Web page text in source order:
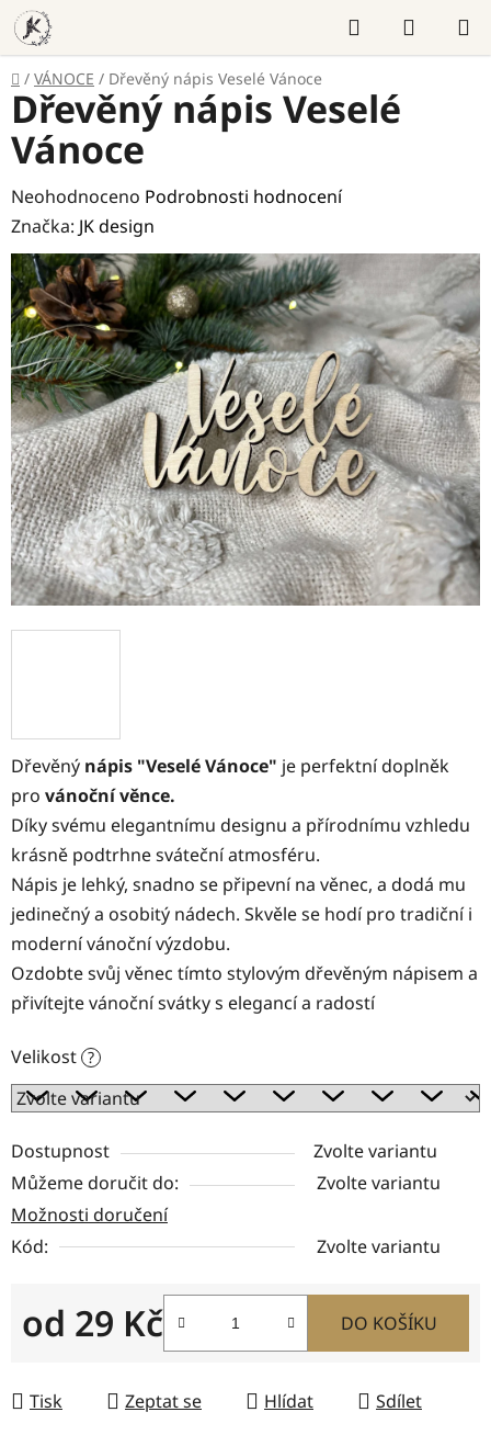
Přejít
na
obsah
Hledat
KOŠÍK
Domů
/ VÁNOCE / Dřevěný nápis Veselé Vánoce
Dřevěný nápis "Veselé Vánoce" je perfektní doplněk
pro vánoční věnce.
Díky svému elegantnímu designu a přírodnímu vzhledu
krásně podtrhne sváteční atmosféru.
Nápis je lehký, snadno se připevní na věnec, a dodá mu
jedinečný a osobitý nádech. Skvěle se hodí pro tradiční i
moderní vánoční výzdobu.
Ozdobte svůj věnec tímto stylovým dřevěným nápisem a
přivítejte vánoční svátky s elegancí a radostí
Velikost ?
Dostupnost
Zvolte variantu
Můžeme doručit do:
Zvolte variantu
Možnosti doručení
Kód:
Zvolte variantu
od 29 Kč DO KOŠÍKU
Tisk Zeptat se Hlídat Sdílet
Dřevěný nápis Veselé
Vánoce
Průměrné
hodnocení
produktu
je
0,0
z
5
hvězdiček.
Neohodnoceno Podrobnosti hodnocení
Značka: JK design